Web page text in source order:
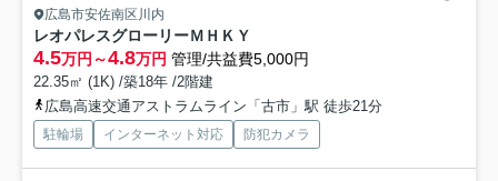
広島市安佐南区川内
レオパレスグローリーＭＨＫＹ
4.5万円～4.8万円 管理/共益費5,000円
22.35㎡ (1K) /築18年 /2階建
広島高速交通アストラムライン「古市」駅 徒歩21分
駐輪場 インターネット対応 防犯カメラ